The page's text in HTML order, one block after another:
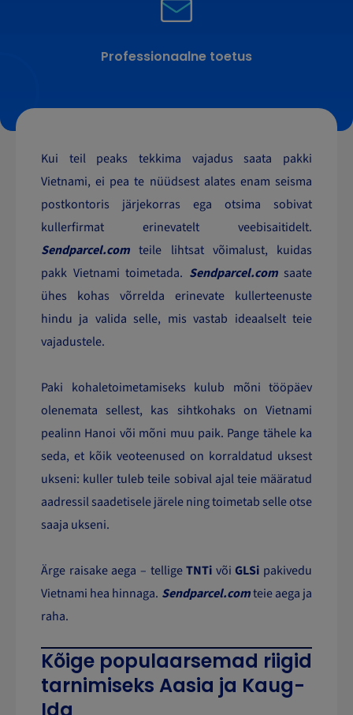
Professionaalne toetus
Kui teil peaks tekkima vajadus saata pakki
Vietnami, ei pea te nüüdsest alates enam seisma
postkontoris järjekorras ega otsima sobivat
kullerfirmat erinevatelt veebisaitidelt.
Sendparcel.comteile lihtsat võimalust, kuidas
pakk Vietnami toimetada. Sendparcel.comsaate
ühes kohas võrrelda erinevate kullerteenuste
hindu ja valida selle, mis vastab ideaalselt teie
vajadustele.
Paki kohaletoimetamiseks kulub mõni tööpäev
olenemata sellest, kas sihtkohaks on Vietnami
pealinn Hanoi või mõni muu paik. Pange tähele ka
seda, et kõik veoteenused on korraldatud uksest
ukseni: kuller tuleb teile sobival ajal teie määratud
aadressil saadetisele järele ning toimetab selle otse
saaja ukseni.
Ärge raisake aega – telligeTNTi võiGLSi pakivedu
Vietnami hea hinnaga. Sendparcel.comteie aega ja
raha.
Kõige populaarsemad riigid
tarnimiseks Aasia ja Kaug-